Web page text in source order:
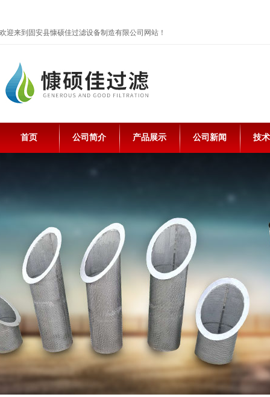
欢迎来到固安县慷硕佳过滤设备制造有限公司网站！
首页 公司简介 产品展示 公司新闻 技